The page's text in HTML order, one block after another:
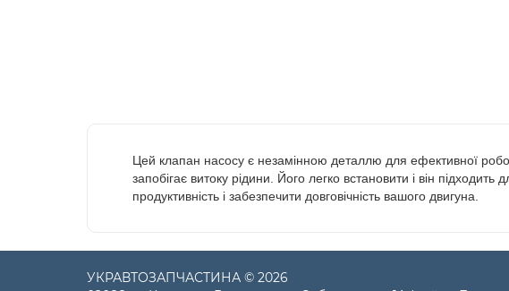
Цей клапан насосу є незамінною деталлю для ефективної
запобігає витоку рідини. Його легко встановити і він
продуктивність і забезпечити довговічність вашого двигуна.
УКРАВТОЗАПЧАСТИНА © 2026